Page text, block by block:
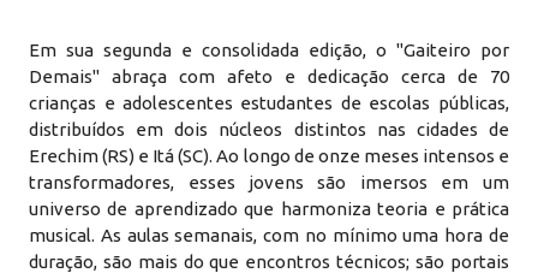
Em sua segunda e consolidada edição, o "Gaiteiro por
Demais" abraça com afeto e dedicação cerca de 70
crianças e adolescentes estudantes de escolas públicas,
distribuídos em dois núcleos distintos nas cidades de
Erechim (RS) e Itá (SC). Ao longo de onze meses intensos e
transformadores, esses jovens são imersos em um
universo de aprendizado que harmoniza teoria e prática
musical. As aulas semanais, com no mínimo uma hora de
duração, são mais do que encontros técnicos; são portais